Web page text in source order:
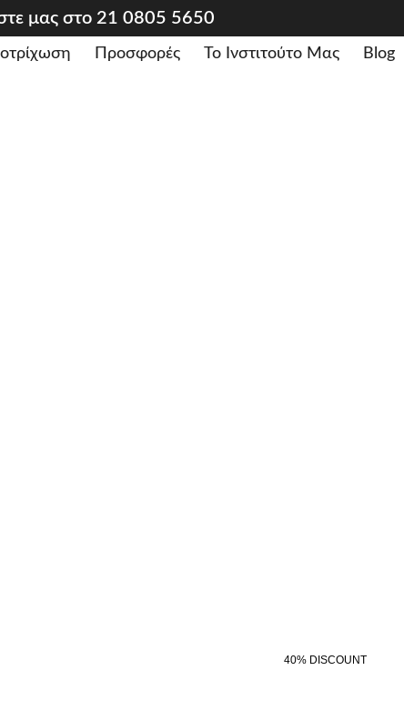
μας στο 21 0805 5650
Προσφορές Το Ινστιτούτο Μας Blog
40% DISCOUNT